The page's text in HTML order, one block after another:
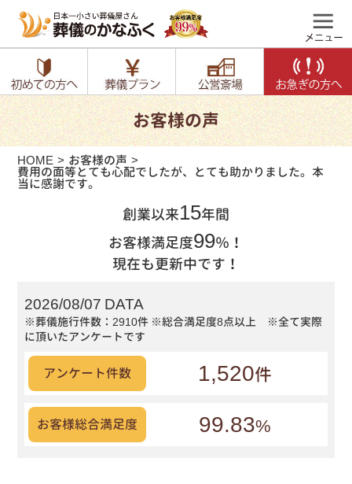
お客様の声
HOME お客様の声
費用の面等とても心配でしたが、とても助かりました。本
当に感謝です。
創業以来15年間
お客様満足度99％！
現在も更新中です！
2026/08/07 DATA
※葬儀施行件数：2910件 ※総合満足度8点以上 ※全て実際
に頂いたアンケートです
アンケート件数 1,520件
お客様総合満足度 99.83%